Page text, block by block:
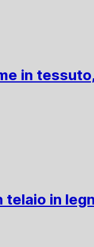
in
telaio in